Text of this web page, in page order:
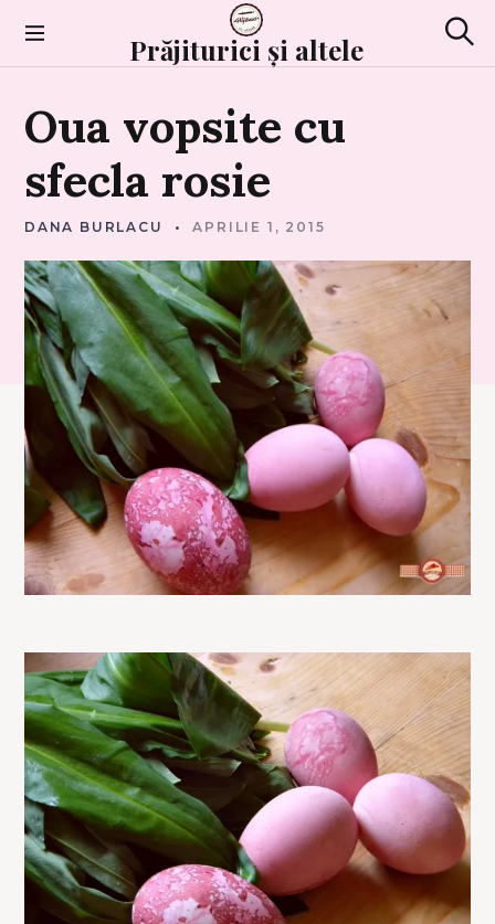
Prăjiturici și altele
O
E
I
Oua vopsite cu
sfecla rosie
DANA BURLACU APRILIE 1, 2015